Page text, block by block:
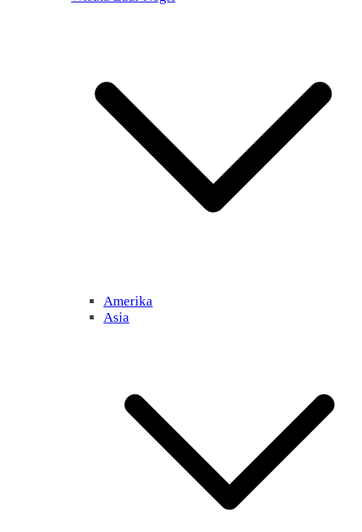
Amerika
Asia